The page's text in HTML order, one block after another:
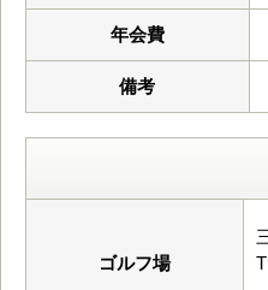
年会費
備考
ゴルフ場